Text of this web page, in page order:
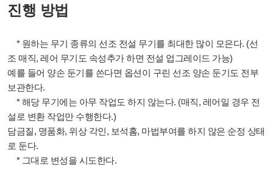
진행 방법
* 원하는 무기 종류의 선조 전설 무기를 최대한 많이 모은다. (선
조 매직, 레어 무기도 속성추가 하면 전설 업그레이드 가능)
예를 들어 양손 둔기를 쓴다면 옵션이 구린 선조 양손 둔기도 전부
보관한다.
* 해당 무기에는 아무 작업도 하지 않는다. (매직, 레어일 경우 전
설로 변환 작업만 수행한다.)
담금질, 명품화, 위상 각인, 보석홈, 마법부여를 하지 않은 순정 상태
로 둔다.
* 그대로 변성을 시도한다.